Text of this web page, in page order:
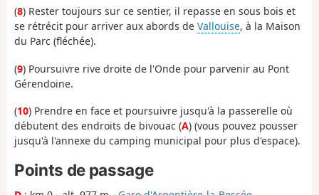
(8) Rester toujours sur ce sentier, il repasse en sous bois et
se rétrécit pour arriver aux abords de Vallouise, à la Maison
du Parc (fléchée).
(9) Poursuivre rive droite de l'Onde pour parvenir au Pont
Gérendoine.
(10) Prendre en face et poursuivre jusqu'à la passerelle où
débutent des endroits de bivouac (A) (vous pouvez pousser
jusqu'à l'annexe du camping municipal pour plus d'espace).
Points de passage